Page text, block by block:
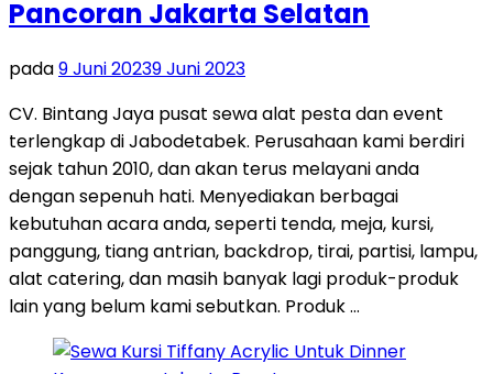
Pancoran Jakarta Selatan
pada9 Juni 20239 Juni 2023
CV. Bintang Jaya pusat sewa alat pesta dan event
terlengkap di Jabodetabek. Perusahaan kami berdiri
sejak tahun 2010, dan akan terus melayani anda
dengan sepenuh hati. Menyediakan berbagai
kebutuhan acara anda, seperti tenda, meja, kursi,
panggung, tiang antrian, backdrop, tirai, partisi, lampu,
alat catering, dan masih banyak lagi produk-produk
lain yang belum kami sebutkan. Produk …